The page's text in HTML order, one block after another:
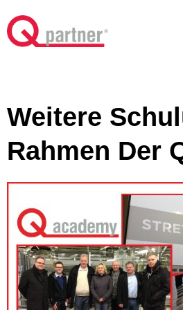
Weitere
Rahmen Der